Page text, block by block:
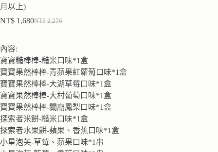
月以上)
NT$ 2,256
NT$ 1,680
內容:
寶寶糙棒棒-糙米口味*1盒
寶寶果然棒棒-青蘋果紅蘿蔔口味*1盒
寶寶果然棒棒-大湖草莓口味*1盒
寶寶果然棒棒-大村葡萄口味*1盒
寶寶果然棒棒-關廟鳳梨口味*1盒
探索者米餅-糙米口味*1盒
探索者水果餅-蘋果、香蕉口味*1盒
小星泡芙-草莓、蘋果口味*1串